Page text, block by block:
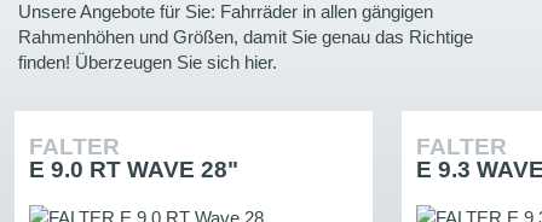
Unsere Angebote für Sie: Fahrräder in allen gängigen
Rahmenhöhen und Größen, damit Sie genau das Richtige
finden! Überzeugen Sie sich hier.
FALTER
E 9.0 RT WAVE 28"
FALTER
E 9.3